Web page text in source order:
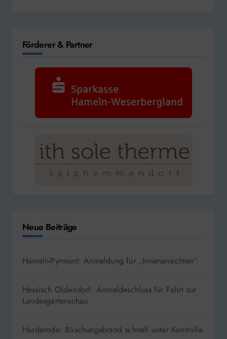
Förderer & Partner
Neue Beiträge
Hameln-Pyrmont: Anmeldung für „Innenansichten“
Hessisch Oldendorf: Anmeldeschluss für Fahrt zur
Landesgartenschau
Harderode: Böschungsbrand schnell unter Kontrolle